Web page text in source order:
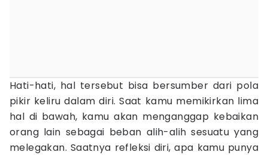
Hati-hati, hal tersebut bisa bersumber dari pola
pikir keliru dalam diri. Saat kamu memikirkan lima
hal di bawah, kamu akan menganggap kebaikan
orang lain sebagai beban alih-alih sesuatu yang
melegakan. Saatnya refleksi diri, apa kamu punya